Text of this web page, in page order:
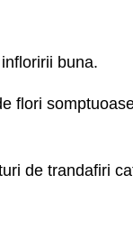
buna.
flori
de trandafiri